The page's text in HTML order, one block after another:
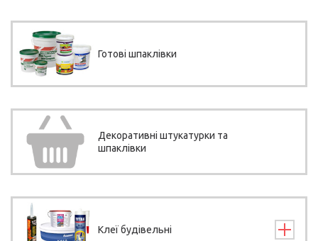
Готові шпаклівки
Декоративні штукатурки та
шпаклівки
Клеї будівельні